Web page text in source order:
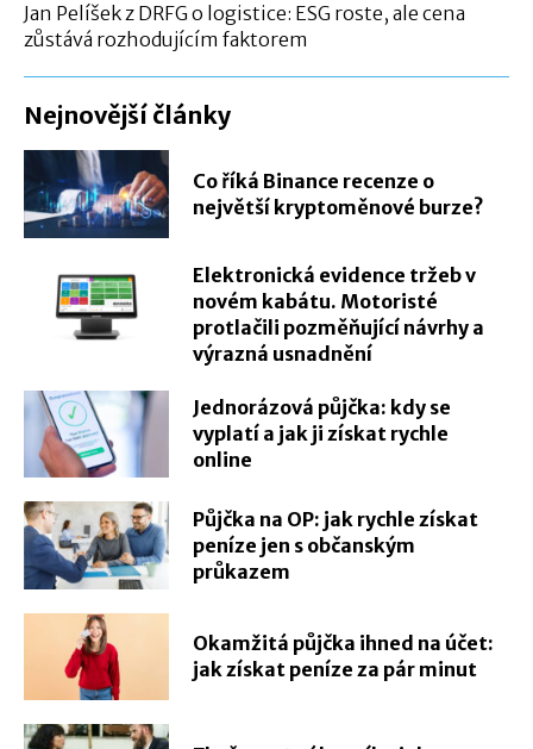
Jan Pelíšek z DRFG o logistice: ESG roste, ale cena
zůstává rozhodujícím faktorem
Nejnovější články
Co říká Binance recenze o
největší kryptoměnové burze?
Elektronická evidence tržeb v
novém kabátu. Motoristé
protlačili pozměňující návrhy a
výrazná usnadnění
Jednorázová půjčka: kdy se
vyplatí a jak ji získat rychle
online
Půjčka na OP: jak rychle získat
peníze jen s občanským
průkazem
Okamžitá půjčka ihned na účet:
jak získat peníze za pár minut